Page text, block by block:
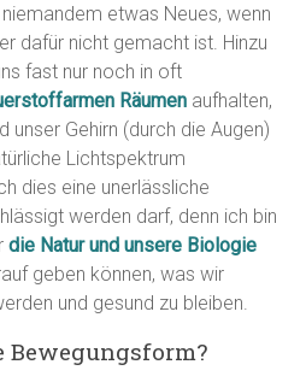
etwas Neues, wenn
dafür nicht gemacht ist. Hinzu
fast nur noch in oft
Räumen aufhalten,
unser Gehirn (durch die Augen)
Lichtspektrum
dies eine unerlässliche
werden darf, denn ich bin
die Natur und unsere Biologie
geben können, was wir
und gesund zu bleiben.